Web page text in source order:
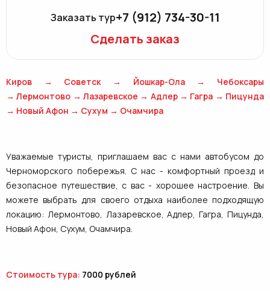
Заказать тур+7 (912) 734-30-11
Сделать заказ
Киров → Советск → Йошкар-Ола → Чебоксары
→ Лермонтово → Лазаревское → Адлер → Гагра → Пицунда
→ Новый Афон → Сухум → Очамчира
Уважаемые туристы, приглашаем вас с нами автобусом до
Черноморского побережья. С нас - комфортный проезд и
безопасное путешествие, с вас - хорошее настроение. Вы
можете выбрать для своего отдыха наиболее подходящую
локацию: Лермонтово, Лазаревское, Адлер, Гагра, Пицунда,
Новый Афон, Сухум, Очамчира.
Стоимость тура: 7000 рублей